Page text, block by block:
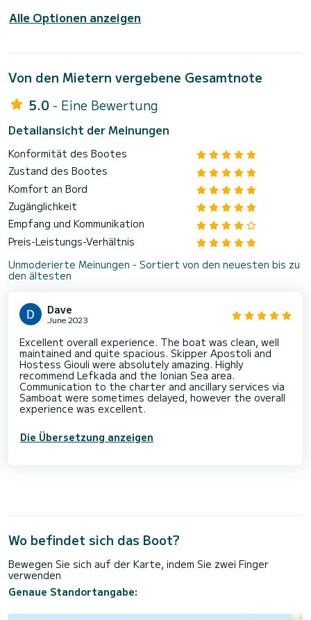
Alle Optionen anzeigen
Von den Mietern vergebene Gesamtnote
5.0 - Eine Bewertung
Detailansicht der Meinungen
Konformität des Bootes
Zustand des Bootes
Komfort an Bord
Zugänglichkeit
Empfang und Kommunikation
Preis-Leistungs-Verhältnis
Unmoderierte Meinungen - Sortiert von den neuesten bis zu
den ältesten
Dave
June 2023
Excellent overall experience. The boat was clean, well
maintained and quite spacious. Skipper Apostoli and
Hostess Giouli were absolutely amazing. Highly
recommend Lefkada and the Ionian Sea area.
Communication to the charter and ancillary services via
Samboat were sometimes delayed, however the overall
experience was excellent.
Die Übersetzung anzeigen
Wo befindet sich das Boot?
Bewegen Sie sich auf der Karte, indem Sie zwei Finger
verwenden
Genaue Standortangabe: